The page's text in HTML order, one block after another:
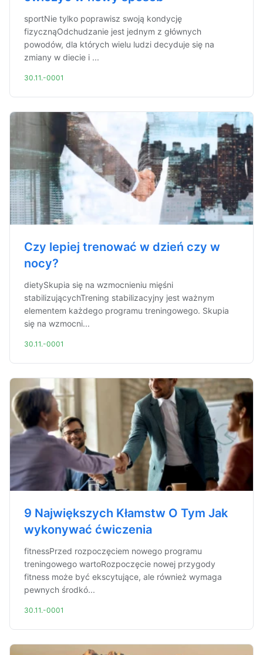
sportNie tylko poprawisz swoją kondycję
fizycznąOdchudzanie jest jednym z głównych
powodów, dla których wielu ludzi decyduje się na
zmiany w diecie i ...
30.11.-0001
Czy lepiej trenować w dzień czy w
nocy?
dietySkupia się na wzmocnieniu mięśni
stabilizującychTrening stabilizacyjny jest ważnym
elementem każdego programu treningowego. Skupia
się na wzmocni...
30.11.-0001
9 Największych Kłamstw O Tym Jak
wykonywać ćwiczenia
fitnessPrzed rozpoczęciem nowego programu
treningowego wartoRozpoczęcie nowej przygody
fitness może być ekscytujące, ale również wymaga
pewnych środkó...
30.11.-0001